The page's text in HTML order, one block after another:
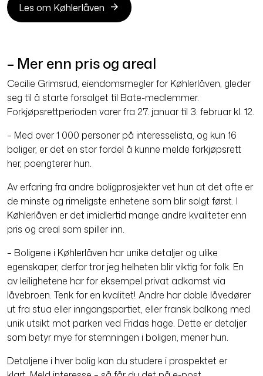
Les om Køhlerlåven
– Mer enn pris og areal
Cecilie Grimsrud, eiendomsmegler for Køhlerlåven, gleder
seg til å starte forsalget til Bate-medlemmer.
Forkjøpsrettperioden varer fra 27. januar til 3. februar kl. 12.
– Med over 1 000 personer på interesselista, og kun 16
boliger, er det en stor fordel å kunne melde forkjøpsrett
her, poengterer hun.
Av erfaring fra andre boligprosjekter vet hun at det ofte er
de minste og rimeligste enhetene som blir solgt først. I
Køhlerlåven er det imidlertid mange andre kvaliteter enn
pris og areal som spiller inn.
– Boligene i Køhlerlåven har unike detaljer og ulike
egenskaper, derfor tror jeg helheten blir viktig for folk. En
av leilighetene har for eksempel privat adkomst via
låvebroen. Tenk for en kvalitet! Andre har doble låvedører
ut fra stua eller inngangspartiet, eller fransk balkong med
unik utsikt mot parken ved Fridas hage. Dette er detaljer
som betyr mye for stemningen i boligen, mener hun.
Detaljene i hver bolig kan du studere i prospektet er